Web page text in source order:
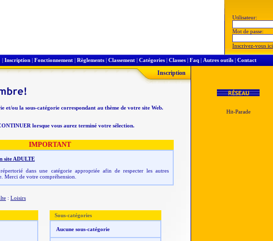
Utilisateur:
Mot de passe:
Inscrivez-vous ici
| Inscription | Fonctionnement | Règlements | Classement | Catégories | Classes | Faq | Autres outils | Contact
Inscription
et/ou la sous-catégorie correspondant au thème de votre site Web.
lorsque vous aurez terminé votre sélection.
IMPORTANT
site ADULTE
dans une catégorie appropriée afin de respecter les autres
Merci de votre compréhension.
: Loisirs
Sous-catégories
Aucune sous-catégorie